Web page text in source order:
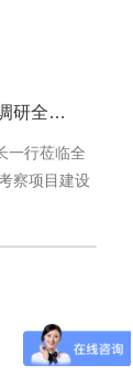
江宁区政府林云飞副区长一行调研全控仿真平台新工厂项目建设工作
一行莅临全
察项目建设